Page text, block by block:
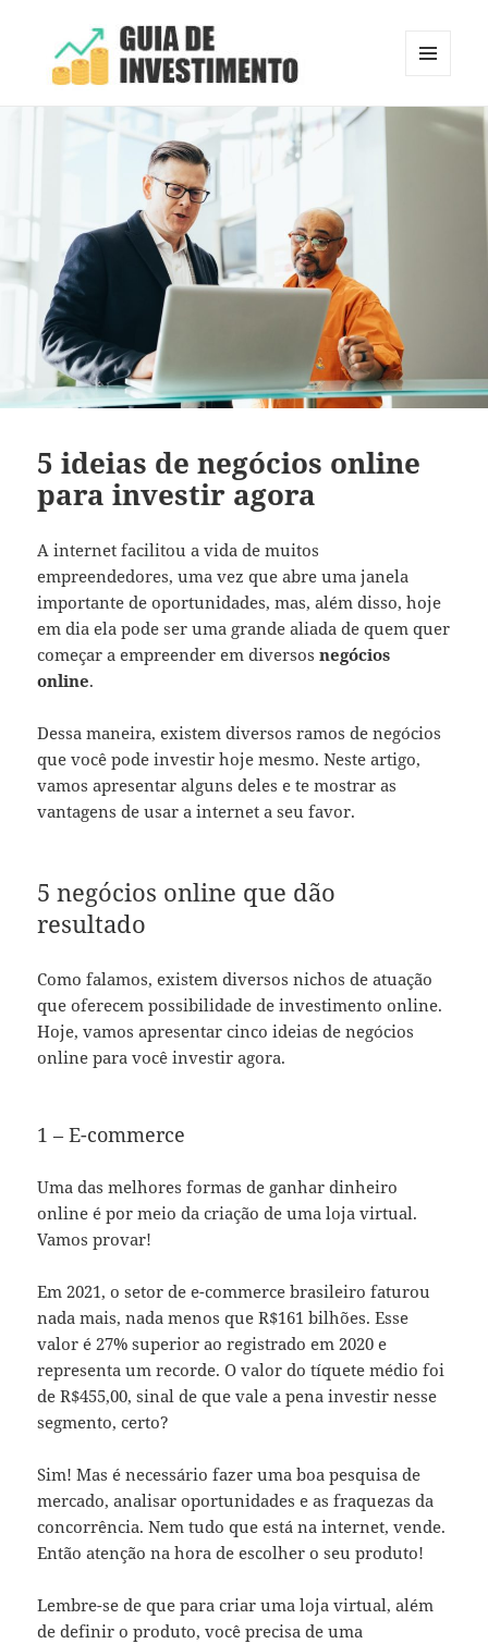
Guia de Investimento
E
WIDGETS
5 ideias de negócios online
para investir agora
A internet facilitou a vida de muitos
empreendedores, uma vez que abre uma janela
importante de oportunidades, mas, além disso, hoje
em dia ela pode ser uma grande aliada de quem quer
começar a empreender em diversosnegócios
online.
Dessa maneira, existem diversos ramos de negócios
que você pode investir hoje mesmo. Neste artigo,
vamos apresentar alguns deles e te mostrar as
vantagens de usar a internet a seu favor.
5 negócios online que dão
resultado
Como falamos, existem diversos nichos de atuação
que oferecem possibilidade de investimento online.
Hoje, vamos apresentar cinco ideias de negócios
online para você investir agora.
1 – E-commerce
Uma das melhores formas de ganhar dinheiro
online é por meio da criação de uma loja virtual.
Vamos provar!
Em 2021, o setor de e-commerce brasileiro faturou
nada mais, nada menos que R$161 bilhões. Esse
valor é 27% superior ao registrado em 2020 e
representa um recorde. O valor do tíquete médio foi
de R$455,00, sinal de que vale a pena investir nesse
segmento, certo?
Sim! Mas é necessário fazer uma boa pesquisa de
mercado, analisar oportunidades e as fraquezas da
concorrência. Nem tudo que está na internet, vende.
Então atenção na hora de escolher o seu produto!
Lembre-se de que para criar uma loja virtual, além
de definir o produto, você precisa de uma